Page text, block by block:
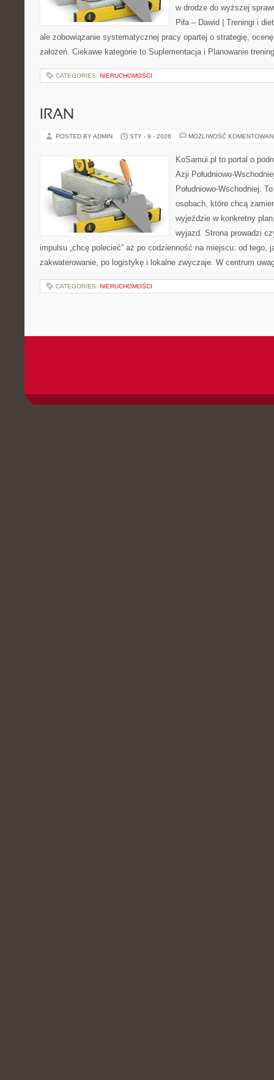
w drodze do wyższej
Piła – Dawid | Treningi i
ale zobowiązanie systematycznej pracy opartej o strategię,
założeń. Ciekawe kategorie to Suplementacja i Planowanie
CATEGORIES: NIERUCHOMOŚCI
IRAN
POSTED BY ADMIN STY - 9 - 2026 MOŻLIWOŚĆ
KoSamui.pl to portal o
Azji Południowo-
Południowo-Wschodniej.
osobach, które chcą
wyjeździe w konkretny
wyjazd. Strona prowadzi
impulsu „chcę polecieć” aż po codzienność na miejscu: od tego,
zakwaterowanie, po logistykę i lokalne zwyczaje. W centrum
CATEGORIES: NIERUCHOMOŚCI